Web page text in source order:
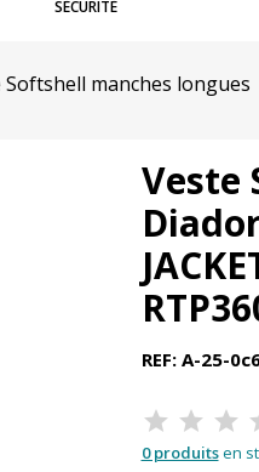
SÉCURITÉ
Softshell manches longues
Veste
REF: A-25-
0 produitsen